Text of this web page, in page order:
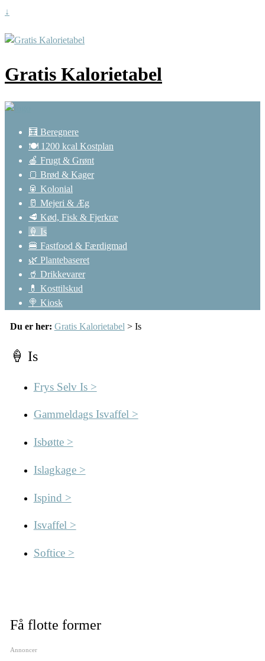
↓
Gratis Kalorietabel
🧮 Beregnere
🍽️ 1200 kcal Kostplan
🍎 Frugt & Grønt
🍞 Brød & Kager
🥫 Kolonial
🥛 Mejeri & Æg
🥩 Kød, Fisk & Fjerkræ
🍦 Is
🍔 Fastfood & Færdigmad
🌿 Plantebaseret
🥤 Drikkevarer
💊 Kosttilskud
🍭 Kiosk
Du er her: Gratis Kalorietabel > Is
🍦 Is
Frys Selv Is >
Gammeldags Isvaffel >
Isbøtte >
Islagkage >
Ispind >
Isvaffel >
Softice >
Få flotte former
Annoncer